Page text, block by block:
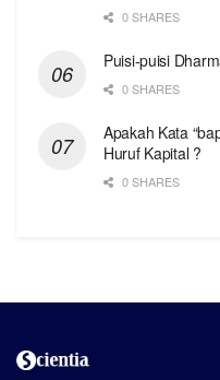
0 SHARES
Puisi-puisi
0 SHARES
Apakah Kata
Huruf Kapital ?
0 SHARES